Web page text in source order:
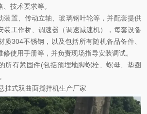
技术要求等。
装置、传动立轴、玻璃钢叶轮等，并配套提供
装工作桥、调速器（调速减速机），每套设备
质304不锈钢，以及包括所有随机备品备件、
使用手册等，并负责现场指导安装调试。
所有紧固件(包括预埋地脚螺栓、螺母、垫圈